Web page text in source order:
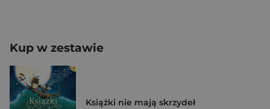
Kup w zestawie
Książki nie mają skrzydeł